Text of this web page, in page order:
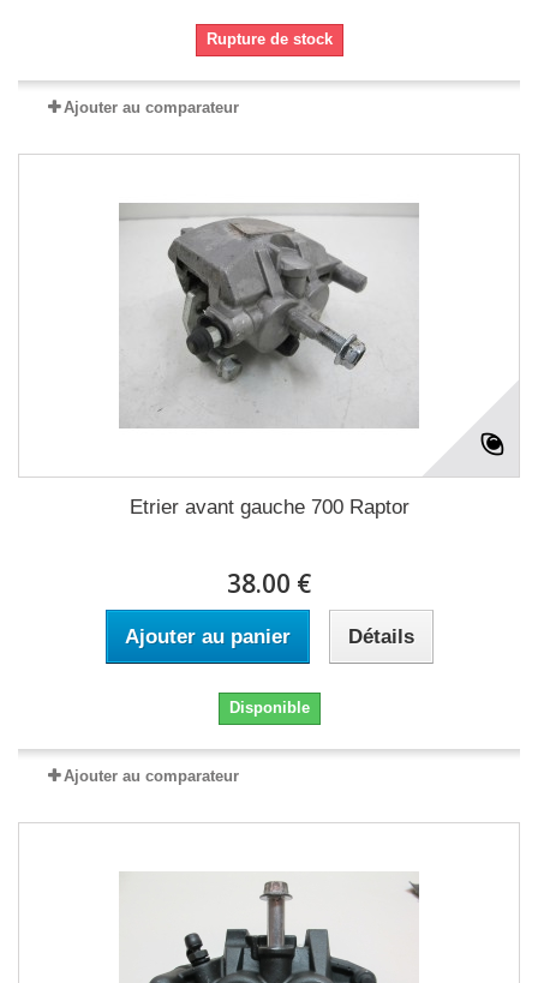
Rupture de stock
Ajouter au comparateur
Etrier avant gauche 700 Raptor
38.00 €
Ajouter au panier Détails
Disponible
Ajouter au comparateur